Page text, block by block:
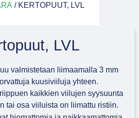
/ KERTOPUUT, LVL
LVL
valmistetaan liimaamalla 3 mm
kuusiviiluja yhteen.
kaikkien viilujen syysuunta
tai osa viiluista on liimattu ristiin.